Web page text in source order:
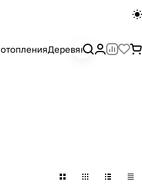
Деревянный